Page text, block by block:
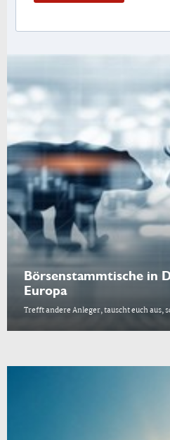
Börsenstammtische in
Europa
Trefft andere Anleger, tauscht euch aus,